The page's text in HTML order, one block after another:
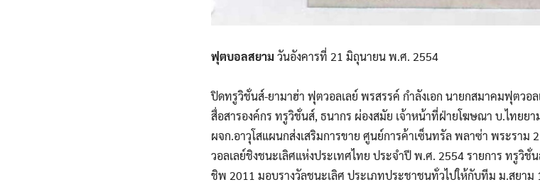
ฟุตบอลสยาม วันอังคารที่ 21 มิถุนายน พ.ศ. 2554
ปิดทรูวิชั่นส์-ยามาฮ่า ฟุตวอลเลย์ พรสรรค์ กำลังเอก นายกสมาคมฟุตวอ
สื่อสารองค์กร ทรูวิชั่นส์, ธนากร ผ่องสมัย เจ้าหน้าที่ฝ่ายโฆษณา บ.ไทยย
ผจก.อาวุโสแผนกส่งเสริมการขาย ศูนย์การค้าเซ็นทรัล พลาซ่า พระรา
วอลเลย์ชิงชนะเลิศแห่งประเทศไทย ประจำปี พ.ศ. 2554 รายการ ทรูวิ
ชิพ 2011 มอบรางวัลชนะเลิศ ประเภทประชาชนทั่วไปให้กับทีม ม.สยาม